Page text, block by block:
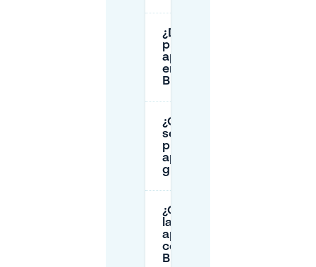
¿Dónde
puedo
aparcar
en Pathé
Buitenhof?
¿Cómo
sé si
puedo
aparcar
gratis?
¿Cuáles son
las tarifas de
aparcamiento
cerca de
Buitenhof?